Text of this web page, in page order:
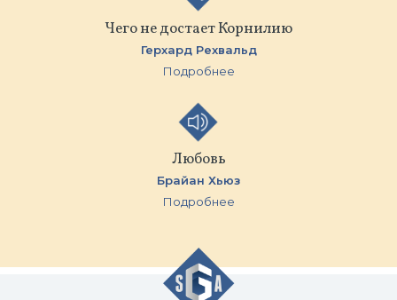
Чего не достает Корнилию
Герхард Рехвальд
Подробнее
Любовь
Брайан Хьюз
Подробнее